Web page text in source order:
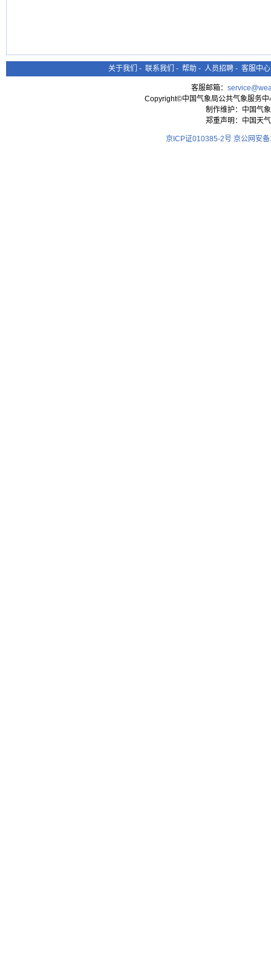
关于我们 - 联系我们 - 帮助 - 人员招聘 - 客服中心
客服邮箱：
Copyright©中国气象局公共气象服务
制作维护：中国气
郑重声明：中国天
京ICP证010385-2号 京公网安